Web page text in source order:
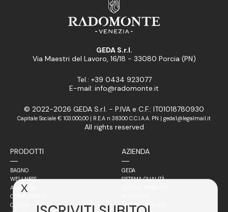
GEDA S.r.l.
Via Maestri del Lavoro, 16/18 - 33080 Porcia (PN)
Tel.: +39 0434 923077
E-mail: info@radomonte.it
© 2022-2026 GEDA S.r.l. - P.IVA e C.F.: IT01018780930
Capitale Sociale € 103.000,00 | R.E.A n 38300 C.C.I.A.A. PN | geda1@legalmail.it
All rights reserved
PRODOTTI
BAGNO
WELLNESS
ACCESSORI
COMPLEMENTI
CUCINA
AZIENDA
GEDA
SISTEMA QUALITÀ
LAVORA CON NOI
X